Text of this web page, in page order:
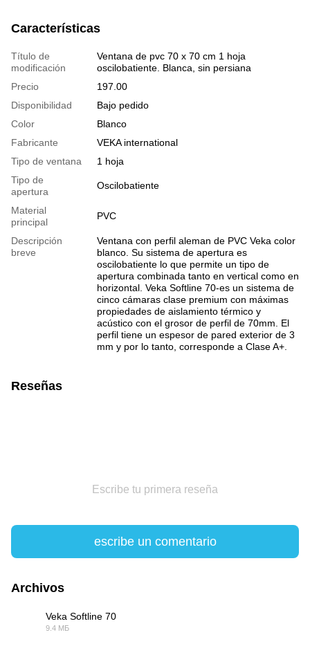
Características
Título de
modificación
Ventana de pvc 70 x 70 cm 1 hoja
oscilobatiente. Blanca, sin persiana
Precio
197.00
Disponibilidad
Bajo pedido
Color
Blanco
Fabricante
VEKA international
Tipo de ventana
1 hoja
Tipo de
apertura
Oscilobatiente
Material
principal
PVC
Descripción
breve
Ventana con perfil aleman de PVC Veka color
blanco. Su sistema de apertura es
oscilobatiente lo que permite un tipo de
apertura combinada tanto en vertical como en
horizontal. Veka Softline 70-es un sistema de
cinco cámaras clase premium con máximas
propiedades de aislamiento térmico y
acústico con el grosor de perfil de 70mm. El
perfil tiene un espesor de pared exterior de 3
mm y por lo tanto, corresponde a Clase A+.
Reseñas
Escribe tu primera reseña
escribe un comentario
Archivos
Veka Softline 70
9.4 МБ